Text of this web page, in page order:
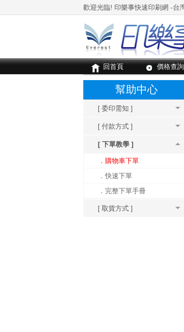
回首頁 價格查詢
幫助中心
[ 委印需知 ]
[ 付款方式 ]
[ 下單教學 ]
．購物車下單
．快速下單
．完整下單手冊
[ 取貨方式 ]